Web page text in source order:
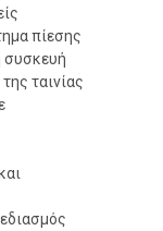
πίεσης
συσκευή
ταινίας